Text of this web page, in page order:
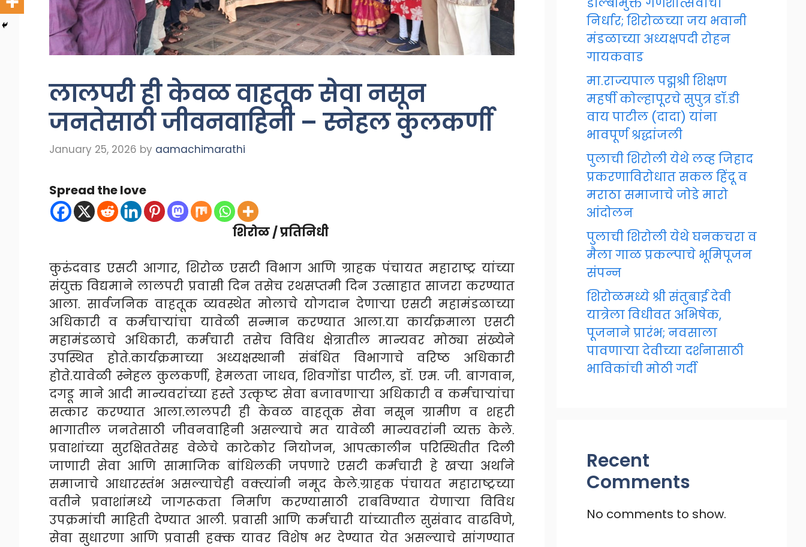
लालपरी ही केवळ वाहतूक सेवा नसून
जनतेसाठी जीवनवाहिनी – स्नेहल कुलकर्णी
January 25, 2026 by aamachimarathi
Spread the love
शिरोळ / प्रतिनिधी
कुरुंदवाड एसटी आगार, शिरोळ एसटी विभाग आणि ग्राहक पंचायत महाराष्ट्र यांच्या
संयुक्त विद्यमाने लालपरी प्रवासी दिन तसेच रथसप्तमी दिन उत्साहात साजरा करण्यात
आला. सार्वजनिक वाहतूक व्यवस्थेत मोलाचे योगदान देणाऱ्या एसटी महामंडळाच्या
अधिकारी व कर्मचाऱ्यांचा यावेळी सन्मान करण्यात आला.या कार्यक्रमाला एसटी
महामंडळाचे अधिकारी, कर्मचारी तसेच विविध क्षेत्रातील मान्यवर मोठ्या संख्येने
उपस्थित होते.कार्यक्रमाच्या अध्यक्षस्थानी संबंधित विभागाचे वरिष्ठ अधिकारी
होते.यावेळी स्नेहल कुलकर्णी, हेमलता जाधव, शिवगोंडा पाटील, डॉ. एम. जी. बागवान,
दगडू माने आदी मान्यवरांच्या हस्ते उत्कृष्ट सेवा बजावणाऱ्या अधिकारी व कर्मचाऱ्यांचा
सत्कार करण्यात आला.लालपरी ही केवळ वाहतूक सेवा नसून ग्रामीण व शहरी
भागातील जनतेसाठी जीवनवाहिनी असल्याचे मत यावेळी मान्यवरांनी व्यक्त केले.
प्रवाशांच्या सुरक्षिततेसह वेळेचे काटेकोर नियोजन, आपत्कालीन परिस्थितीत दिली
जाणारी सेवा आणि सामाजिक बांधिलकी जपणारे एसटी कर्मचारी हे खऱ्या अर्थाने
समाजाचे आधारस्तंभ असल्याचेही वक्त्यांनी नमूद केले.ग्राहक पंचायत महाराष्ट्रच्या
वतीने प्रवाशांमध्ये जागरूकता निर्माण करण्यासाठी राबविण्यात येणाऱ्या विविध
उपक्रमांची माहिती देण्यात आली. प्रवासी आणि कर्मचारी यांच्यातील सुसंवाद वाढविणे,
सेवा सुधारणा आणि प्रवासी हक्क यावर विशेष भर देण्यात येत असल्याचे सांगण्यात
निर्धार; शिरोळच्या जय भवानी
मंडळाच्या अध्यक्षपदी रोहन
गायकवाड
मा.राज्यपाल पद्मश्री शिक्षण
महर्षी कोल्हापूरचे सुपुत्र डॉ.डी
वाय पाटील (दादा) यांना
भावपूर्ण श्रद्धांजली
पुलाची शिरोली येथे लव्ह जिहाद
प्रकरणाविरोधात सकल हिंदू व
मराठा समाजाचे जोडे मारो
आंदोलन
पुलाची शिरोली येथे घनकचरा व
मैला गाळ प्रकल्पाचे भूमिपूजन
संपन्न
शिरोळमध्ये श्री संतुबाई देवी
यात्रेला विधीवत अभिषेक,
पूजनाने प्रारंभ; नवसाला
पावणाऱ्या देवीच्या दर्शनासाठी
भाविकांची मोठी गर्दी
Recent
Comments
No comments to show.